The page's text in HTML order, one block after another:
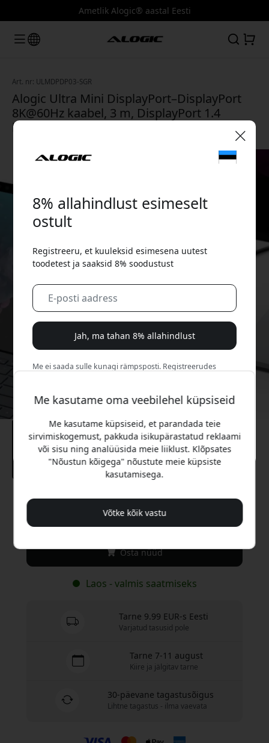
Ametlik Alogic® aastal Eesti
Art. nr: ULMDPDP03-SGR
Alogic Ultra Mini DisplayPort–DisplayPort
8K@60Hz kaabel, 3 m, DisplayPort 1.4
lukustusega pistikuga - Kosmosehall
Soovitatav hind
44.99 EUR
Osta nüüd
Laos - valmis saatmiseks
Tarne 9.99 EUR-s Eesti
Varjatud tasusid pole
Tarne 7-11 august
Kiire ja jälgitav tarne
30-päevane tagastusõigus
Lihtne tagastus - ilma vaevata
Me kasutame oma veebilehel küpsiseid
Me kasutame küpsiseid, et parandada teie
sirvimiskogemust, pakkuda isikupärastatud reklaami
või sisu ning analüüsida meie liiklust. Klõpsates
"Nõustun kõigega" nõustute meie küpsiste
kasutamisega.
Võtke kõik vastu
8% allahindlust esimeselt
ostult
Registreeru, et kuuleksid esimesena uutest
toodetest ja saaksid 8% soodustust
Jah, ma tahan 8% allahindlust
Me ei saada sulle kunagi rämpsposti. Registreerudes
Ei, ma eelistaksin täishinda maksta.
🎉 Sinu sooduskood:
Kasuta seda koodi kassas, et saada 8%
allahindlust.